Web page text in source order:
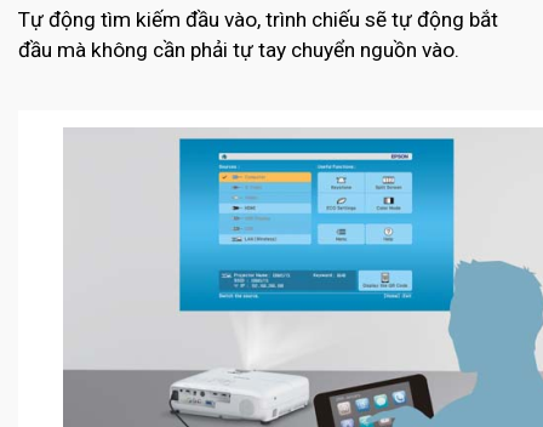
Tự động tìm kiếm đầu vào, trình chiếu sẽ tự động bắt
đầu mà không cần phải tự tay chuyển nguồn vào.